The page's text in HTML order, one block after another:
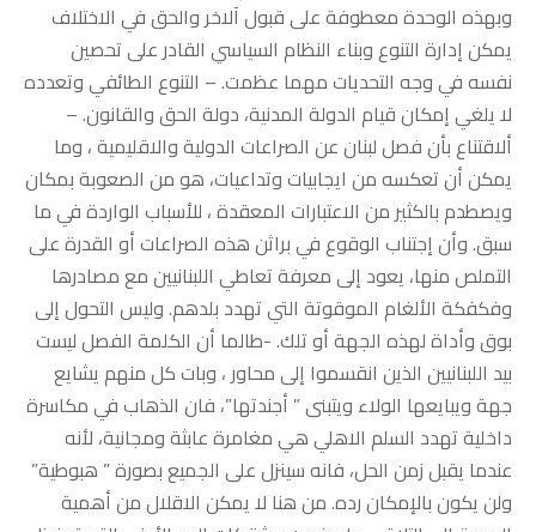
وبهذه الوحدة معطوفة على قبول آلاخر والحق في الاختلاف
يمكن إدارة التنوع وبناء النظام السياسي القادر على تحصين
نفسه في وجه التحديات مهما عظمت. – التنوع الطائفي وتعدده
لا يلغي إمكان قيام الدولة المدنية، دولة الحق والقانون. –
ألاقتناع بأن فصل لبنان عن الصراعات الدولية والاقليمية ، وما
يمكن أن تعكسه من ايجابيات وتداعيات، هو من الصعوبة بمكان
ويصطدم بالكثير من الاعتبارات المعقدة ، للأسباب الواردة في ما
سبق. وأن إجتناب الوقوع في براثن هذه الصراعات أو القدرة على
التملص منها، يعود إلى معرفة تعاطي اللبنانيين مع مصادرها
وفكفكة الألغام الموقوتة التي تهدد بلدهم. وليس التحول إلى
بوق وأداة لهذه الجهة أو تلك. -طالما أن الكلمة الفصل ليست
بيد اللبنانيين الذين انقسموا إلى محاور ، وبات كل منهم يشايع
جهة ويبايعها الولاء ويتبنى ” أجندتها”، فان الذهاب في مكاسرة
داخلية تهدد السلم الاهلي هي مغامرة عابثة ومجانية، لأنه
عندما يقبل زمن الحل، فانه سينزل على الجميع بصورة ” هبوطية”
ولن يكون بالإمكان رده. من هنا لا يمكن الاقلال من أهمية